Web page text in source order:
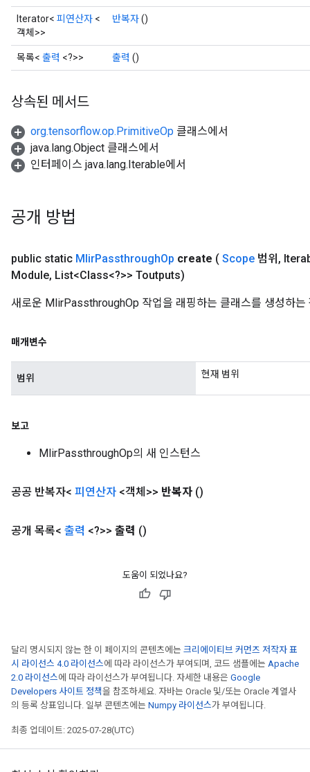
Iterator< 피연산자 <
객체>>
반복자()
목록< 출력 <?>> 출력 ()
상속된 메서드
org.tensorflow.op.PrimitiveOp 클래스에서
java.lang.Object 클래스에서
인터페이스 java.lang.Iterable에서
공개 방법
public static MlirPassthroughOp create ( Scope 범위 ,
Module, List<Class<?>> Toutputs)
새로운 MlirPassthroughOp 작업을 래핑하는 클래스를 생성하는
매개변수
범위 현재 범위
보고
MlirPassthroughOp의 새 인스턴스
공공 반복자< 피연산자 <객체>> 반복자 ()
공개 목록< 출력 <?>> 출력 ()
도움이 되었나요?
달리 명시되지 않는 한 이 페이지의 콘텐츠에는 크리에이티브 커먼즈 저작자 표
시 라이선스 4.0 라이선스에 따라 라이선스가 부여되며, 코드 샘플에는 Apache
2.0 라이선스에 따라 라이선스가 부여됩니다. 자세한 내용은 Google
Developers 사이트 정책을 참조하세요. 자바는 Oracle 및/또는 Oracle 계열사
의 등록 상표입니다. 일부 콘텐츠에는 Numpy 라이선스가 부여됩니다.
최종 업데이트: 2025-07-28(UTC)